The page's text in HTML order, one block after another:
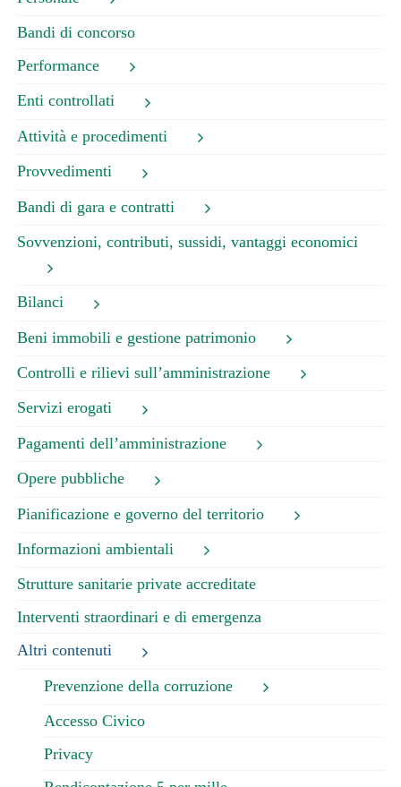
Bandi di concorso
Performance
Enti controllati
Attività e procedimenti
Provvedimenti
Bandi di gara e contratti
Sovvenzioni, contributi, sussidi, vantaggi economici
Bilanci
Beni immobili e gestione patrimonio
Controlli e rilievi sull’amministrazione
Servizi erogati
Pagamenti dell’amministrazione
Opere pubbliche
Pianificazione e governo del territorio
Informazioni ambientali
Strutture sanitarie private accreditate
Interventi straordinari e di emergenza
Altri contenuti
Prevenzione della corruzione
Accesso Civico
Privacy